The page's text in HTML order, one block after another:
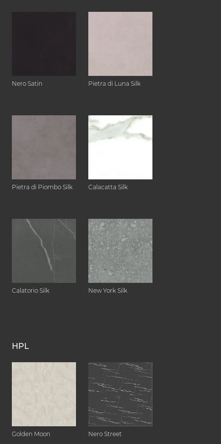
Nero Satin Pietra di Luna Silk
Pietra di Piombo Silk Calacatta Silk
Calatorio Silk New York Silk
HPL
Golden Moon Nero Street